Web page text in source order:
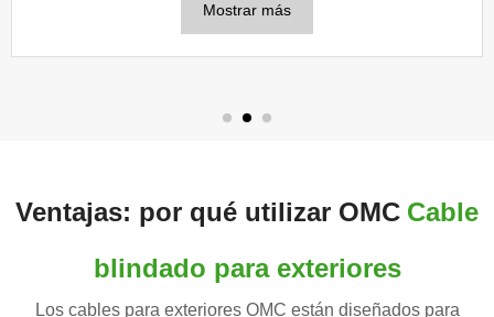
Mostrar más
Ventajas: por qué utilizar OMC Cable
blindado para exteriores
Los cables para exteriores OMC están diseñados para